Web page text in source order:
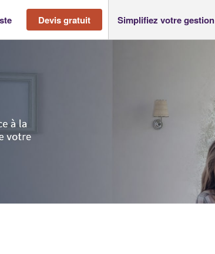
Devis gratuit Simplifiez votre gestion